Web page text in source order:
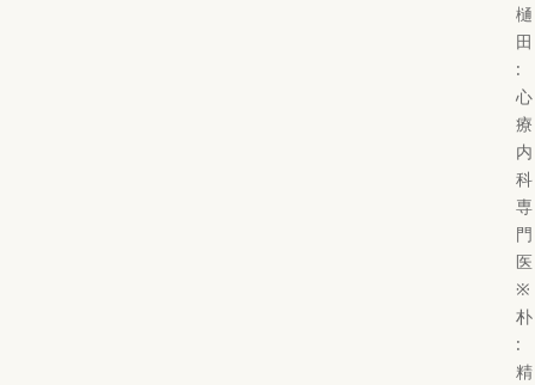
樋
田
:
心
療
内
科
専
門
医
※
朴
:
精